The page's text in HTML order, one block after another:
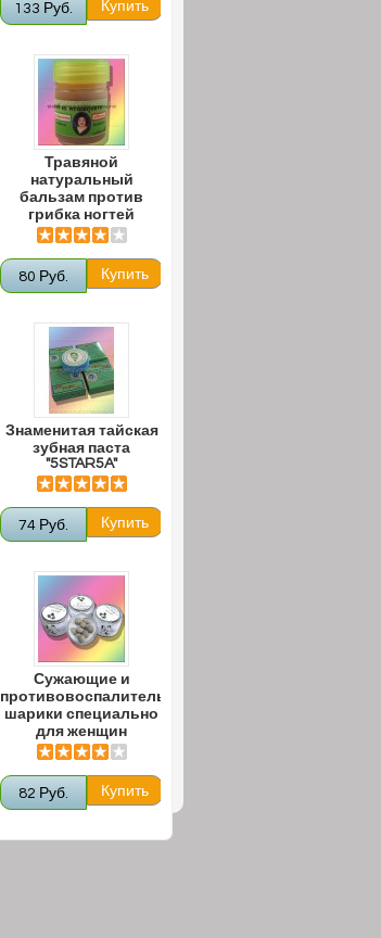
133 Руб.
Травяной
натуральный
бальзам против
грибка ногтей
80 Руб.
Знаменитая тайская
зубная паста
"5STAR5A"
74 Руб.
Сужающие и
противовоспалительные
шарики специально
для женщин
82 Руб.